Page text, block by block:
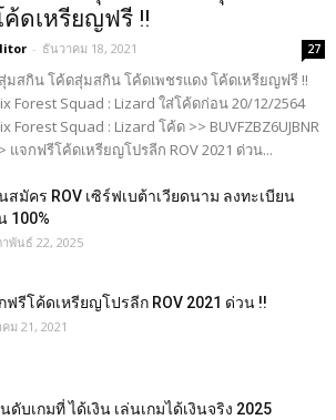
ดเหรียญฟรี !!
- ธันวาคม 18, 2021 27
มสกิน โค้ดสุ่มสกิน โค้ดเพชรแดง โค้ดเหรียญฟรี !!
Forest Squad : Lizard ใส่โค้ดก่อน 20/12/2564
Squad : Lizard โค้ด >> BUVFZBZ6UJBNR
จกฟรีโค้ดเหรียญโปรลีก ROV 2021 ด่วน...
สมัคร ROV เซิร์ฟเบต้าเวียดนาม ลงทะเบียน
100%
พันธ์ 22, 2025
ฟรีโค้ดเหรียญโปรลีก ROV 2021 ด่วน !!
ม 21, 2021
ดับเกมที่ ได้เงิน เล่นเกมได้เงินจริง 2025